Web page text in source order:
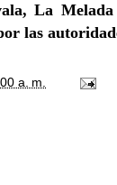
La
las
a. m.